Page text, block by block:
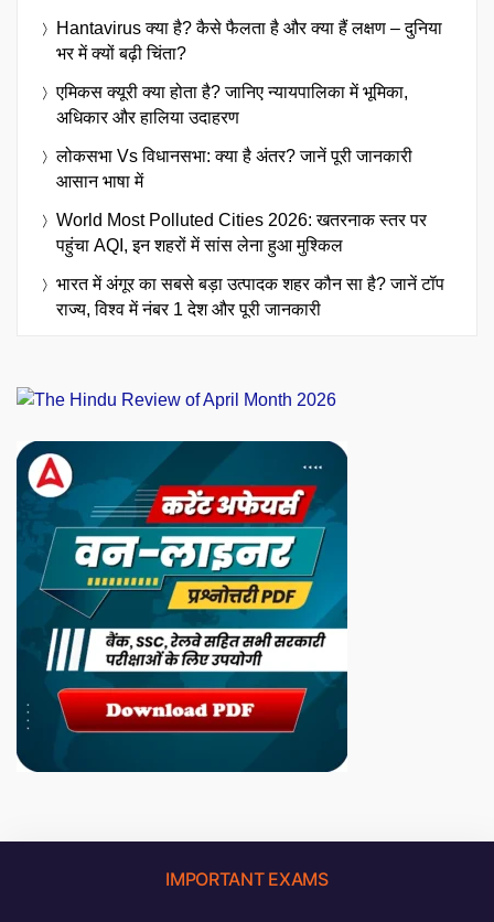
Hantavirus क्या है? कैसे फैलता है और क्या हैं लक्षण – दुनिया
भर में क्यों बढ़ी चिंता?
एमिकस क्यूरी क्या होता है? जानिए न्यायपालिका में भूमिका,
अधिकार और हालिया उदाहरण
लोकसभा Vs विधानसभा: क्या है अंतर? जानें पूरी जानकारी
आसान भाषा में
World Most Polluted Cities 2026: खतरनाक स्तर पर
पहुंचा AQI, इन शहरों में सांस लेना हुआ मुश्किल
भारत में अंगूर का सबसे बड़ा उत्पादक शहर कौन सा है? जानें टॉप
राज्य, विश्व में नंबर 1 देश और पूरी जानकारी
IMPORTANT EXAMS